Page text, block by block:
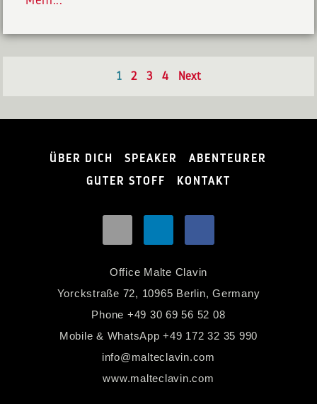
1 2 3 4 Next
ÜBER DICH SPEAKER
ABENTEURER
GUTER STOFF
KONTAKT
Office Malte Clavin
Yorckstraße 72, 10965 Berlin, Germany
Phone +49 30 69 56 52 08
Mobile & WhatsApp+49 172 32 35 990
info@malteclavin.com
www.malteclavin.com